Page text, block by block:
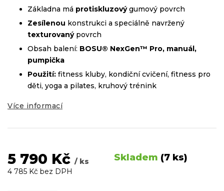
5 790 Kč / ks Skladem (7 ks)
4 785 Kč bez DPH
Základna má protiskluzovýgumový povrch
Zesílenou konstrukci a speciálně navržený
texturovanýpovrch
Obsah balení: BOSU® NexGen™ Pro, manuál,
pumpička
Použití: fitness kluby, kondiční cvičení, fitness pro
děti, yoga a pilates, kruhový trénink
Více informací